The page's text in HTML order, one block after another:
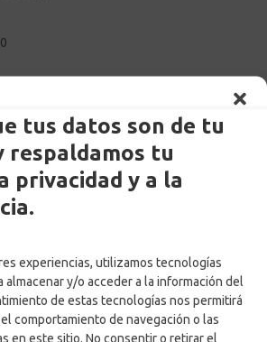
tus datos son de tu
respaldamos tu
privacidad y a la
experiencias, utilizamos tecnologías
almacenar y/o acceder a la información del
de estas tecnologías nos permitirá
comportamiento de navegación o las
en este sitio. No consentir o retirar el